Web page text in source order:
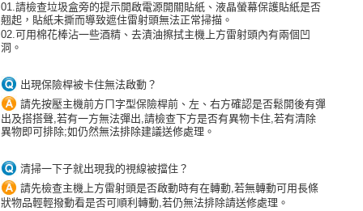
01.請檢查垃圾盒旁的提示開啟電源開關貼紙、液晶螢幕保護貼紙是否
翹起，貼紙未撕而導致遮住雷射頭無法正常掃描。
02.可用棉花棒沾一些酒精、去漬油擦拭主機上方雷射頭內有兩個凹
洞。
出現保險桿被卡住無法啟動？
請先按壓主機前方ㄇ字型保險桿前、左、右方確認是否鬆開後有彈
出及搭搭聲,若有一方無法彈出,請檢查下方是否有異物卡住,若有清除
異物即可排除;如仍然無法排除建議送修處理。
清掃一下子就出現我的視線被擋住？
請先檢查主機上方雷射頭是否啟動時有在轉動,若無轉動可用長條
狀物品輕輕撥動看是否可順利轉動,若仍無法排除請送修處理。